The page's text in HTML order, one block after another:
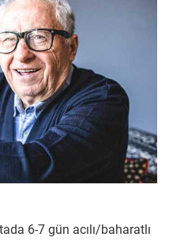
6-7 gün acılı/baharatlı